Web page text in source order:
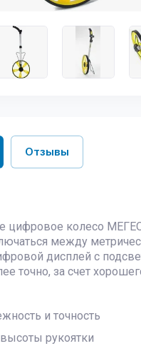
Отзывы
цифровое колесо
между
дисплей с
точно, за счет
и точность
рукоятки